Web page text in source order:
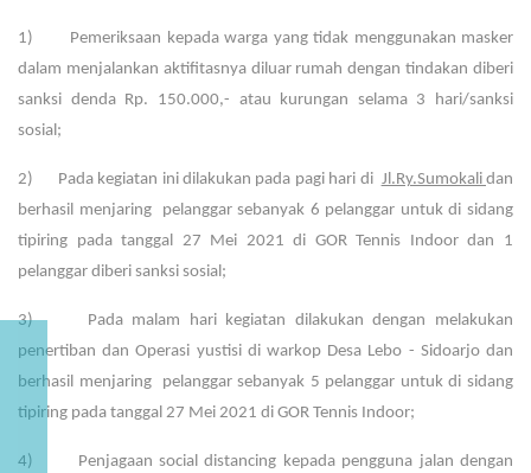
1) Pemeriksaan kepada warga yang tidak menggunakan masker
dalam menjalankan aktifitasnya diluar rumah dengan tindakan diberi
sanksi denda Rp. 150.000,- atau kurungan selama 3 hari/sanksi
sosial;
2) Pada kegiatan ini dilakukan pada pagi hari di Jl.Ry.Sumokali dan
berhasil menjaring pelanggar sebanyak 6 pelanggar untuk di sidang
tipiring pada tanggal 27 Mei 2021 di GOR Tennis Indoor dan 1
pelanggar diberi sanksi sosial;
3) Pada malam hari kegiatan dilakukan dengan melakukan
penertiban dan Operasi yustisi di warkop Desa Lebo - Sidoarjo dan
berhasil menjaring pelanggar sebanyak 5 pelanggar untuk di sidang
tipiring pada tanggal 27 Mei 2021 di GOR Tennis Indoor;
4) Penjagaan social distancing kepada pengguna jalan dengan